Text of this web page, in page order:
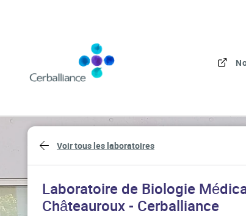
Link to main website
Return to Nav
Voir tous les laboratoires
Laboratoire de Biologie
Châteauroux - Cerballiance